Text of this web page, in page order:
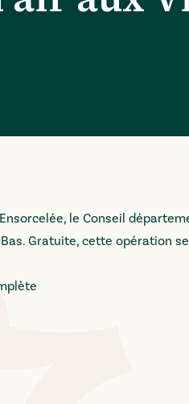
le Conseil
Bas. Gratuite, cette